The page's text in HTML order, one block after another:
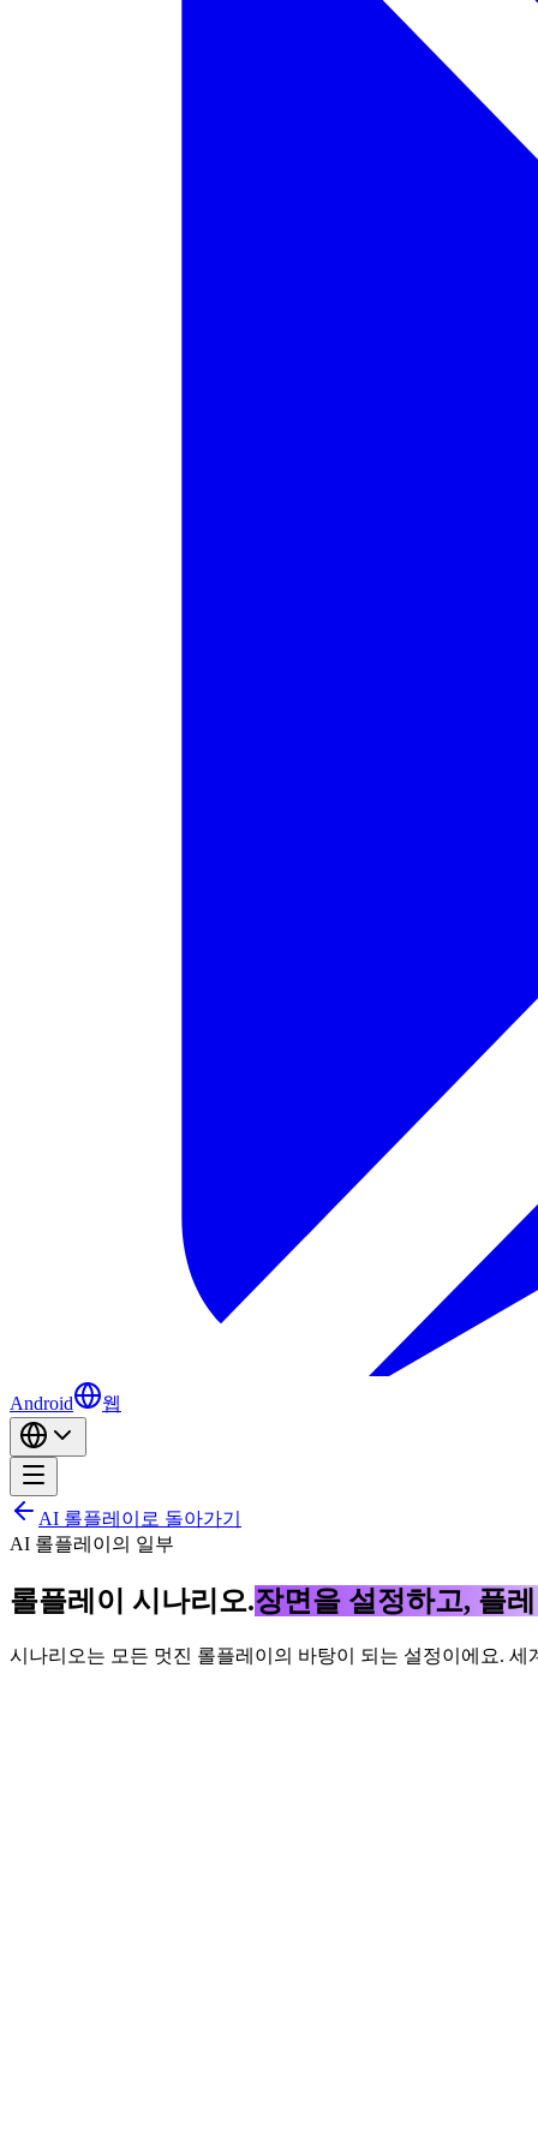
Android 웹
AI 롤플레이로 돌아가기
AI 롤플레이의 일부
롤플레이 시나리오.장면을 설정하고, 플
시나리오는 모든 멋진 롤플레이의 바탕이 되는 설정이에요.